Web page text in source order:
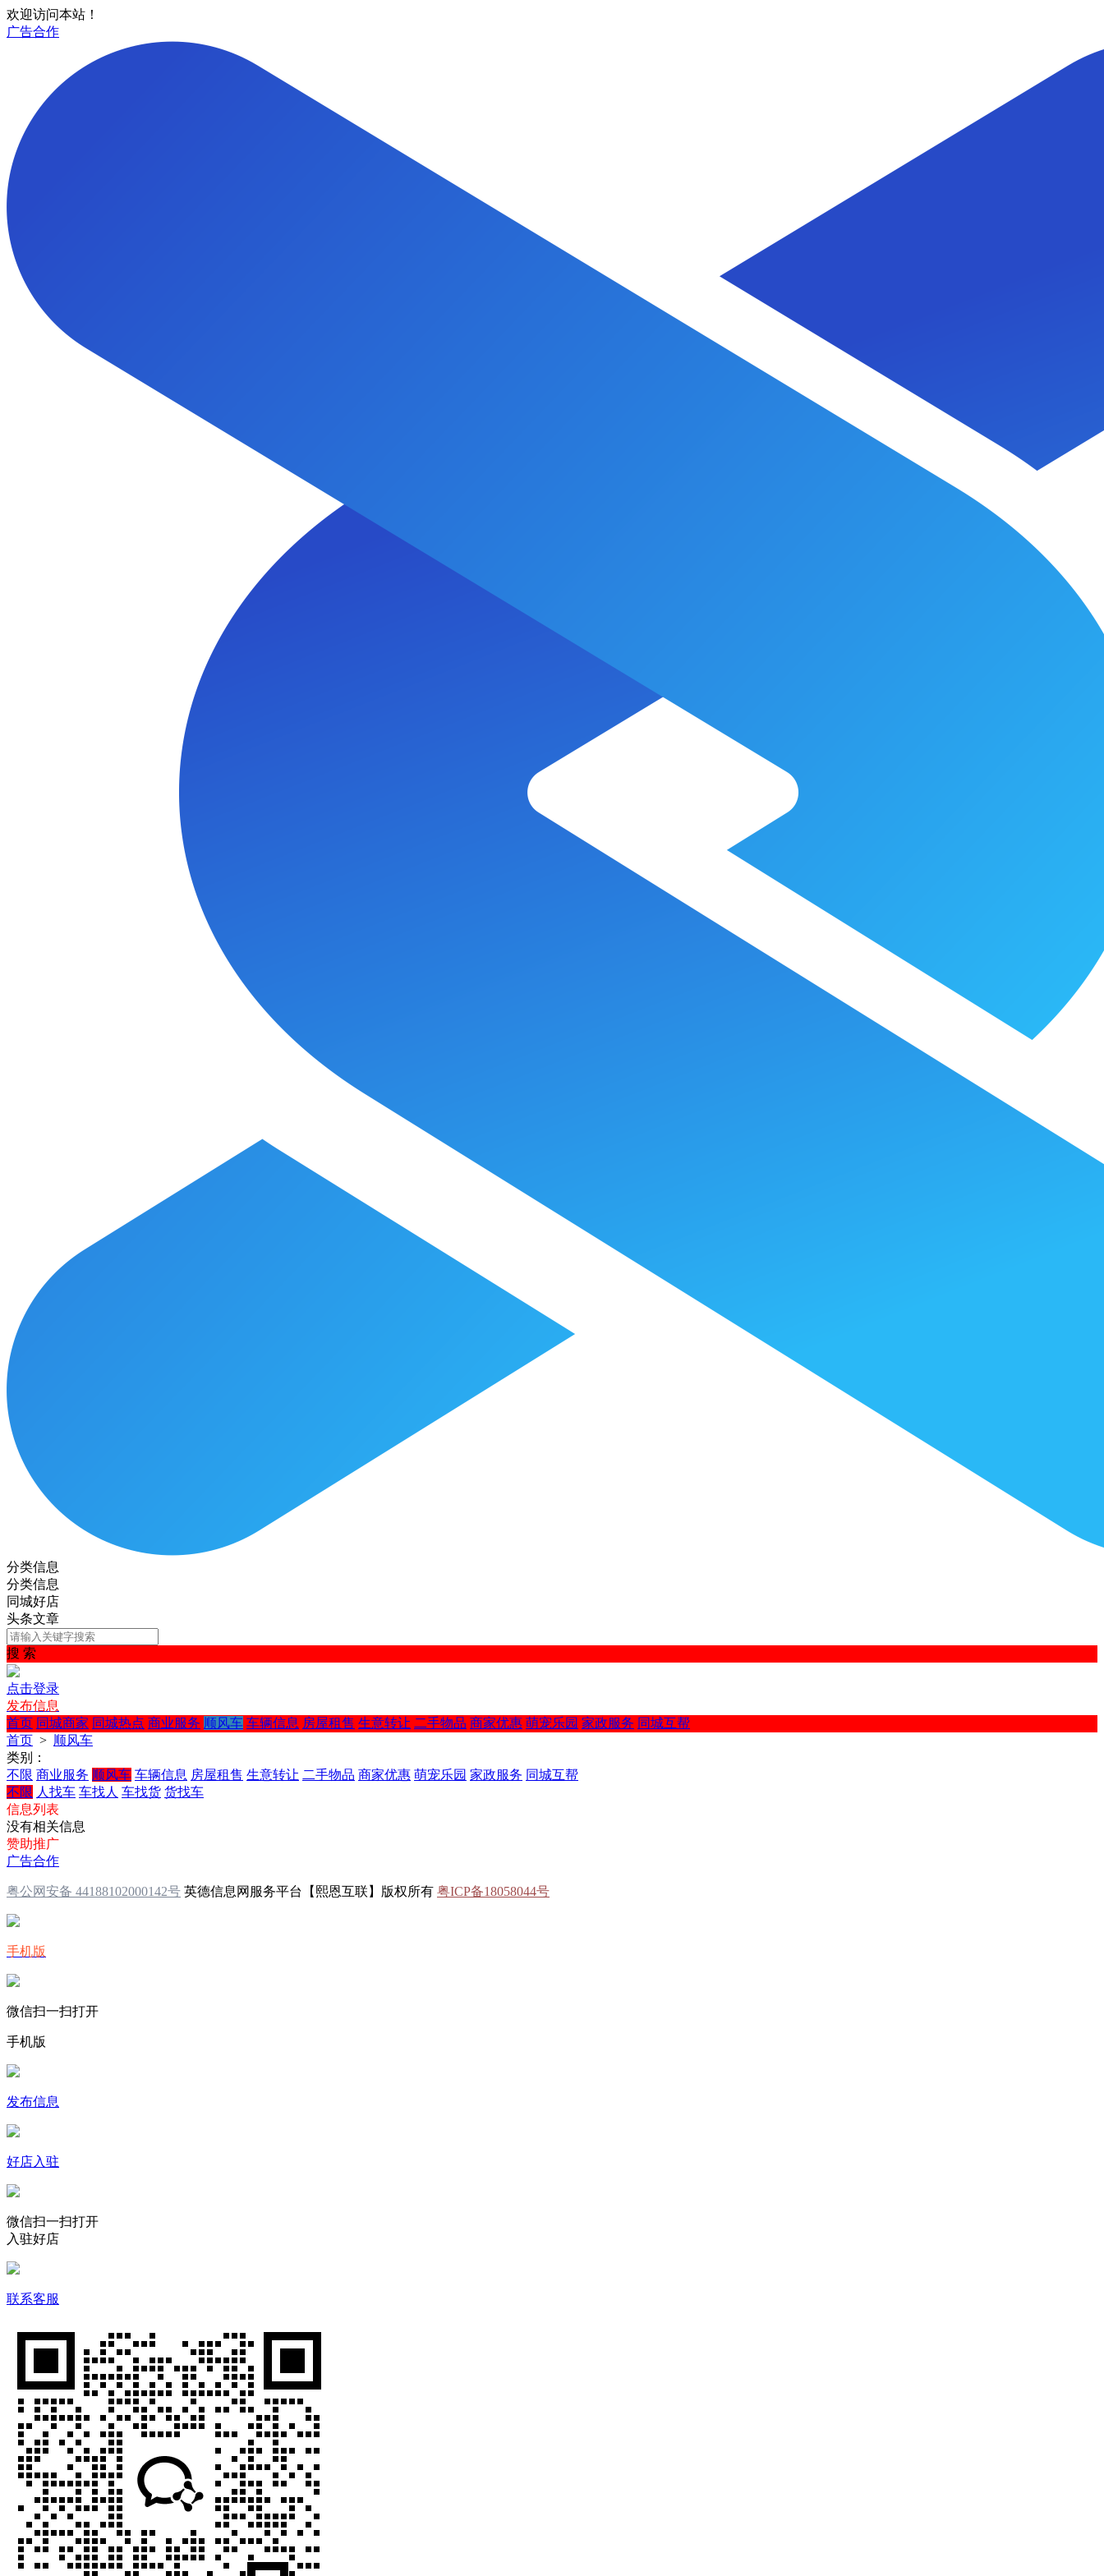
欢迎访问本站！
广告合作
分类信息
分类信息
同城好店
头条文章
搜 索
点击登录
发布信息
首页 同城商家 同城热点 商业服务 顺风车 车辆信息 房屋租售 生意转让 二手物品 商家优惠 萌宠乐园 家政服务 同城互帮
首页 > 顺风车
类别：
不限 商业服务 顺风车 车辆信息 房屋租售 生意转让 二手物品 商家优惠 萌宠乐园 家政服务 同城互帮
不限 人找车 车找人 车找货 货找车
信息列表
没有相关信息
赞助推广
广告合作
粤公网安备 44188102000142号 英德信息网服务平台【熙恩互联】版权所有 粤ICP备18058044号
手机版
微信扫一扫打开
手机版
发布信息
好店入驻
微信扫一扫打开
入驻好店
联系客服